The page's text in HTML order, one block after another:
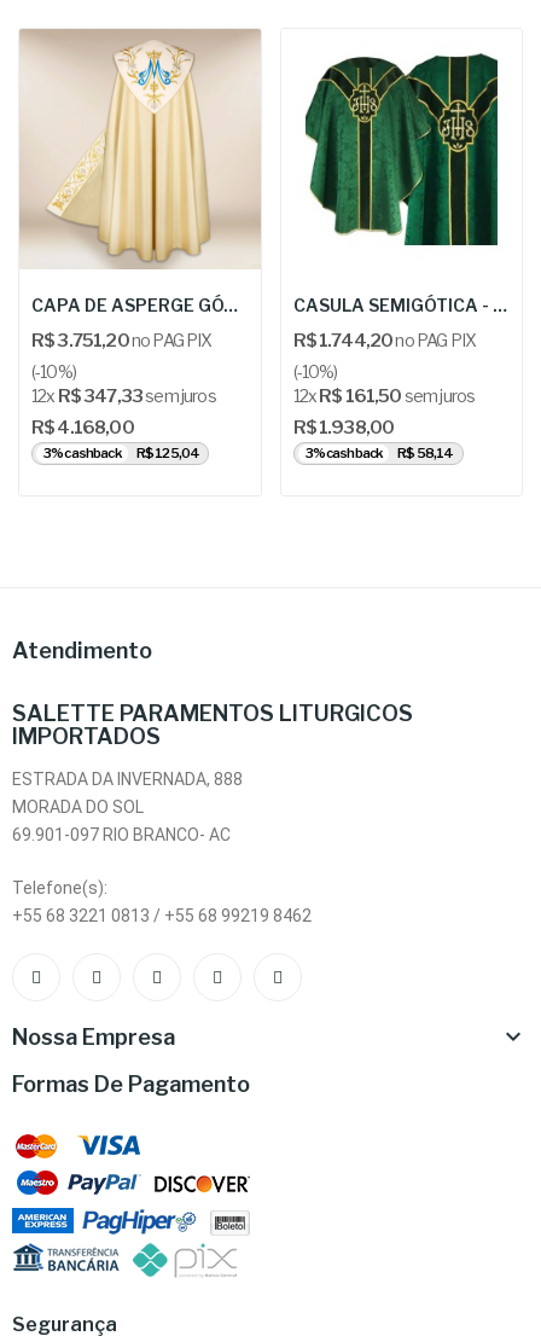
CAPA DE ASPERGE GÓTICA - URB: Kapa haftowana...
R$ 3.751,20no PAG PIX
(-10%)
12x R$ 347,33sem juros
R$ 4.168,00
3% cashback R$ 125,04
CASULA SEMIGÓTICA - KOR 217
R$ 1.744,20no PAG PIX
(-10%)
12xR$ 161,50 sem juros
R$ 1.938,00
3% cashback R$ 58,14
Atendimento
SALETTE PARAMENTOS LITURGICOS
IMPORTADOS
ESTRADA DA INVERNADA, 888
MORADA DO SOL
69.901-097 RIO BRANCO- AC
Telefone(s):
+55 68 3221 0813 / +55 68 99219 8462
Nossa Empresa 
Formas De Pagamento
Segurança